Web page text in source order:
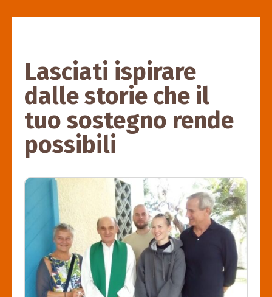
Lasciati ispirare
dalle storie che il
tuo sostegno rende
possibili